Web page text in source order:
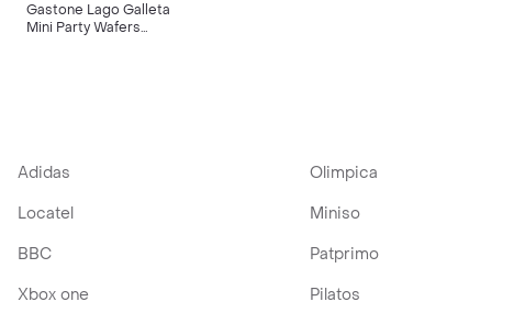
Gastone Lago Galleta
Mini Party Wafers
Adidas Olimpica
Locatel
Miniso
BBC
Patprimo
Xbox one
Pilatos